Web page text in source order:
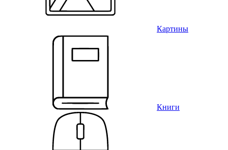
Картины
Книги